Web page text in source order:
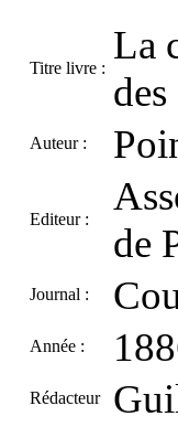
Titre livre :
La
Auteur :
Editeur :
de
Journal :
Année :
Rédacteur